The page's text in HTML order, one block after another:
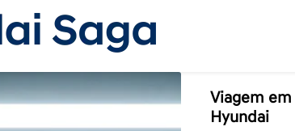
Viagem
Hyundai